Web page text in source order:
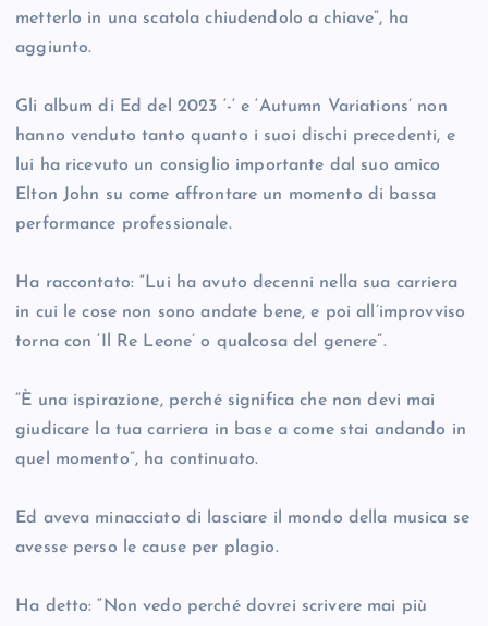
metterlo in una scatola chiudendolo a chiave”, ha
aggiunto.
Gli album di Ed del 2023 ‘-‘ e ‘Autumn Variations’ non
hanno venduto tanto quanto i suoi dischi precedenti, e
lui ha ricevuto un consiglio importante dal suo amico
Elton John su come affrontare un momento di bassa
performance professionale.
Ha raccontato: “Lui ha avuto decenni nella sua carriera
in cui le cose non sono andate bene, e poi all’improvviso
torna con ‘Il Re Leone’ o qualcosa del genere”.
“È una ispirazione, perché significa che non devi mai
giudicare la tua carriera in base a come stai andando in
quel momento”, ha continuato.
Ed aveva minacciato di lasciare il mondo della musica se
avesse perso le cause per plagio.
Ha detto: “Non vedo perché dovrei scrivere mai più